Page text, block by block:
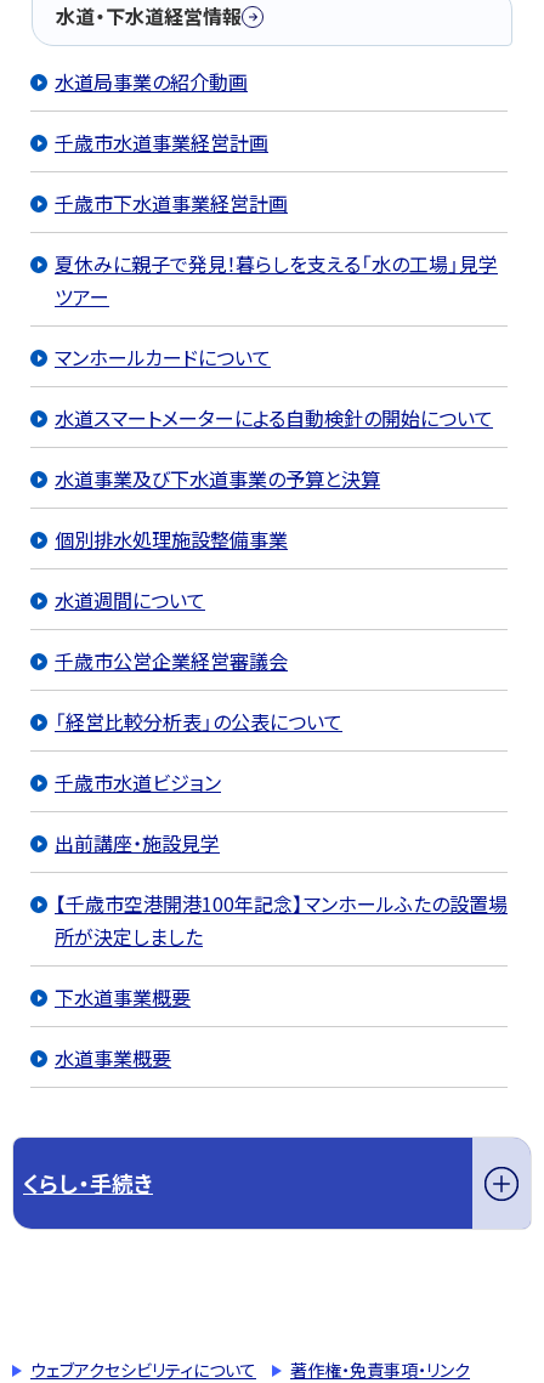
水道・下水道経営情報
水道局事業の紹介動画
千歳市水道事業経営計画
千歳市下水道事業経営計画
夏休みに親子で発見！暮らしを支える「水の工場」見学
ツアー
マンホールカードについて
水道スマートメーターによる自動検針の開始について
水道事業及び下水道事業の予算と決算
個別排水処理施設整備事業
水道週間について
千歳市公営企業経営審議会
「経営比較分析表」の公表について
千歳市水道ビジョン
出前講座・施設見学
【千歳市空港開港100年記念】マンホールふたの設置場
所が決定しました
下水道事業概要
水道事業概要
くらし・手続き
ウェブアクセシビリティについて
著作権・免責事項・リンク